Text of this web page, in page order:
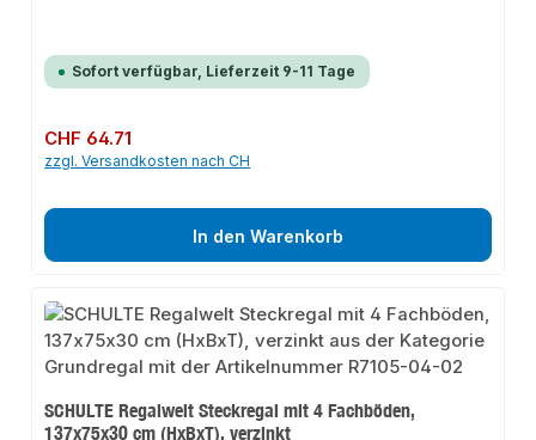
Sofort verfügbar, Lieferzeit 9-11 Tage
Regulärer Preis:
CHF 64.71
zzgl. Versandkosten nach CH
In den Warenkorb
SCHULTE Regalwelt Steckregal mit 4 Fachböden,
137x75x30 cm (HxBxT), verzinkt